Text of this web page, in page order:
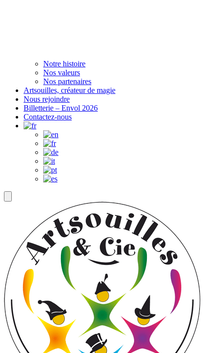
Notre histoire
Nos valeurs
Nos partenaires
Artsouilles, créateur de magie
Nous rejoindre
Billetterie – Envol 2026
Contactez-nous